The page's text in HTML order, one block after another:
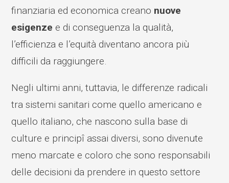
finanziaria ed economica creano nuove
esigenze e di conseguenza la qualità,
l’efficienza e l’equità diventano ancora più
difficili da raggiungere.
Negli ultimi anni, tuttavia, le differenze radicali
tra sistemi sanitari come quello americano e
quello italiano, che nascono sulla base di
culture e principî assai diversi, sono divenute
meno marcate e coloro che sono responsabili
delle decisioni da prendere in questo settore